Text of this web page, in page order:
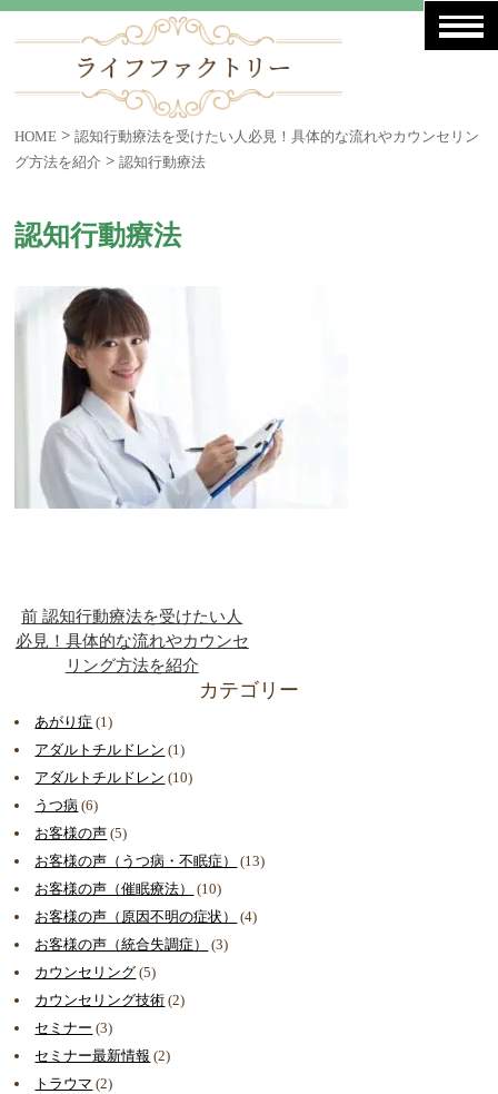
HOME >認知行動療法を受けたい人必見！具体的な流れやカウンセリン
グ方法を紹介 >認知行動療法
認知行動療法
前 認知行動療法を受けたい人
必見！具体的な流れやカウンセ
リング方法を紹介
カテゴリー
あがり症 (1)
アダルトチルドレン (1)
アダルトチルドレン (10)
うつ病 (6)
お客様の声 (5)
お客様の声（うつ病・不眠症）
(13)
お客様の声（催眠療法）
(10)
お客様の声（原因不明の症状）
(4)
お客様の声（統合失調症）
(3)
カウンセリング (5)
カウンセリング技術 (2)
セミナー (3)
セミナー最新情報 (2)
トラウマ (2)